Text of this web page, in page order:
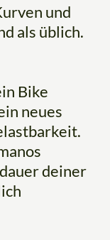
und
als üblich.
Bike
neues
deiner